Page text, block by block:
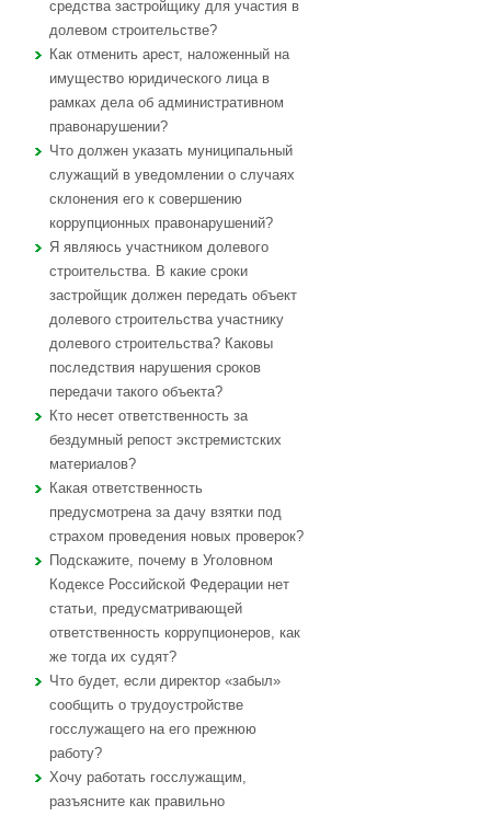
средства застройщику для участия в
долевом строительстве?
Как отменить арест, наложенный на
имущество юридического лица в
рамках дела об административном
правонарушении?
Что должен указать муниципальный
служащий в уведомлении о случаях
склонения его к совершению
коррупционных правонарушений?
Я являюсь участником долевого
строительства. В какие сроки
застройщик должен передать объект
долевого строительства участнику
долевого строительства? Каковы
последствия нарушения сроков
передачи такого объекта?
Кто несет ответственность за
бездумный репост экстремистских
материалов?
Какая ответственность
предусмотрена за дачу взятки под
страхом проведения новых проверок?
Подскажите, почему в Уголовном
Кодексе Российской Федерации нет
статьи, предусматривающей
ответственность коррупционеров, как
же тогда их судят?
Что будет, если директор «забыл»
сообщить о трудоустройстве
госслужащего на его прежнюю
работу?
Хочу работать госслужащим,
разъясните как правильно